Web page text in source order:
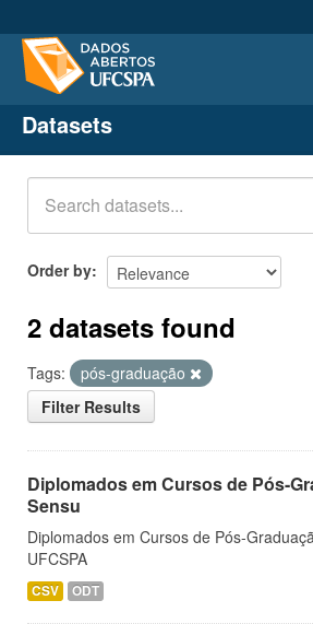
Datasets
Organizations
Groups
About
Datasets
Order by
2 datasets found
Tags:
pós-graduação
Filter Results
Diplomados em Cursos de Pós-
Sensu
Diplomados em Cursos de Pós-
UFCSPA
CSV ODT